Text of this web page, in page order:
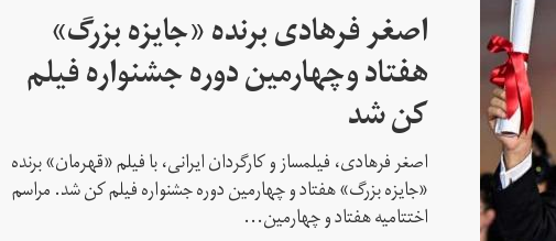
اصغر فرهادی برنده «جایزه بزرگ»‌
هفتاد‌ وچهارمین دوره جشنواره فیلم
کن شد
اصغر فرهادی، فیلمساز و کارگردان ایرانی، با فیلم «قهرمان» برنده
«جایزه بزرگ» هفتاد و چهارمین دوره جشنواره فیلم کن شد. مراسم
اختتامیه هفتاد و چهارمین...